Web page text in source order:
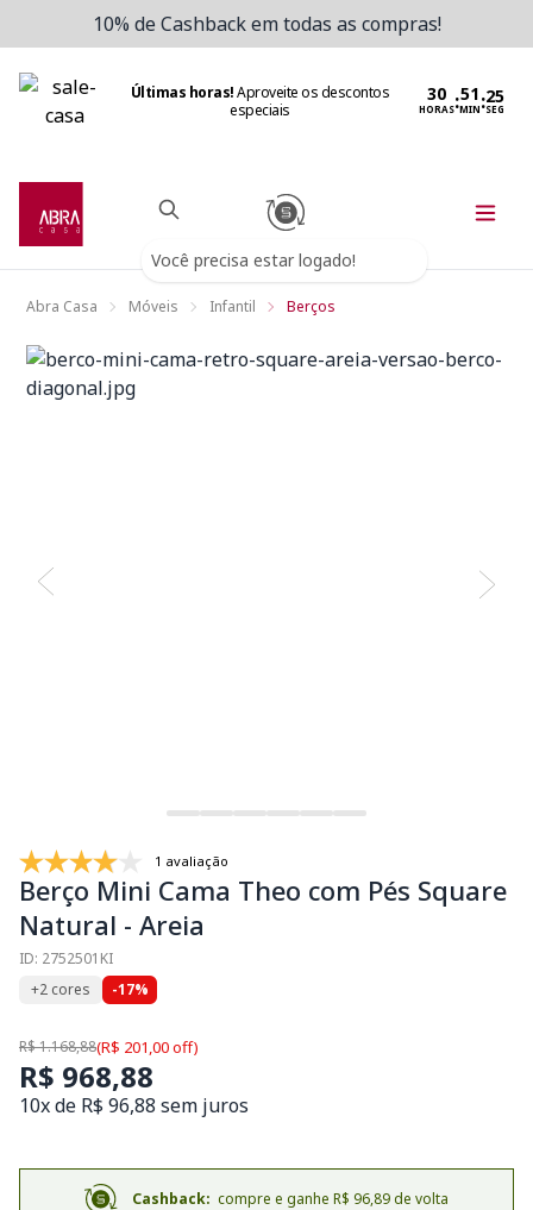
10% de Cashback em todas as compras!
Últimas horas!Aproveite os descontos
especiais
HORAS:MIN:SEG
Você precisa estar logado!
Abra Casa Móveis Infantil Berços
1 avaliação
Berço Mini Cama Theo com Pés Square
Natural - Areia
ID: 2752501KI
+2 cores
-17%
R$ 1.168,88(R$ 201,00 off)
R$ 968,88
10x de R$ 96,88 sem juros
Cashback: compre e ganhe R$ 96,89 de volta